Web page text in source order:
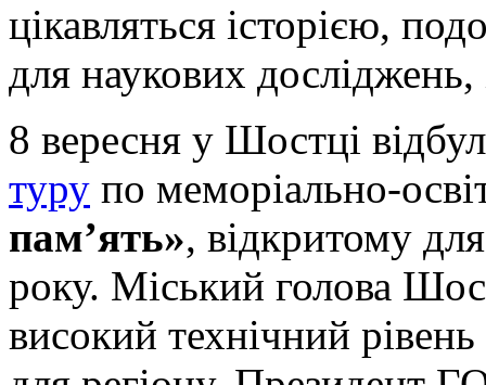
цікавляться історією,
для наукових досліджень,
8 вересня у Шостці
туру по меморіально-
пам’ять», відкритому
року. Міський голова
високий технічний